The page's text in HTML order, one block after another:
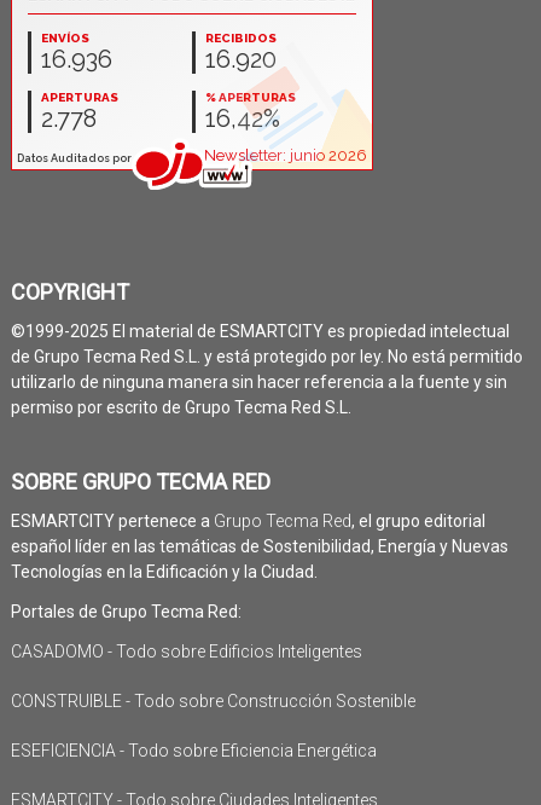
COPYRIGHT
©1999-2025 El material de ESMARTCITY es propiedad intelectual
de Grupo Tecma Red S.L. y está protegido por ley. No está permitido
utilizarlo de ninguna manera sin hacer referencia a la fuente y sin
permiso por escrito de Grupo Tecma Red S.L.
SOBRE GRUPO TECMA RED
ESMARTCITY pertenece a Grupo Tecma Red, el grupo editorial
español líder en las temáticas de Sostenibilidad, Energía y Nuevas
Tecnologías en la Edificación y la Ciudad.
Portales de Grupo Tecma Red:
CASADOMO - Todo sobre Edificios Inteligentes
CONSTRUIBLE - Todo sobre Construcción Sostenible
ESEFICIENCIA - Todo sobre Eficiencia Energética
ESMARTCITY - Todo sobre Ciudades Inteligentes